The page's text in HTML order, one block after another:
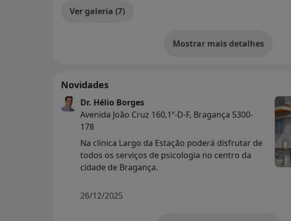
Ver galeria (7)
Mostrar mais detalhes
sobre a experiência
Novidades
Dr. Hélio Borges
Avenida João Cruz 160,1º-D-F, Bragança 5300-
178
Na clinica Largo da Estação poderá disfrutar de
todos os serviços de psicologia no centro da
cidade de Bragança.
26/12/2025